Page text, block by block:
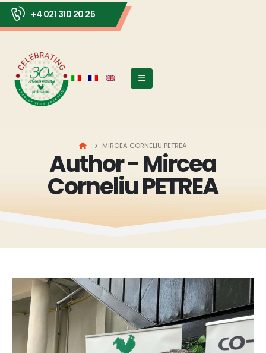
+4 021 310 20 25
HOMEMIRCEA CORNELIU PETREA
Author - Mircea
Corneliu PETREA